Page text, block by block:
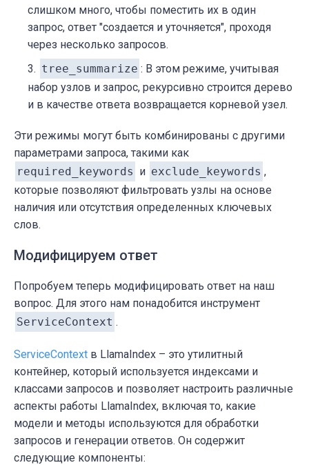
слишком много, чтобы поместить их в один
запрос, ответ "создается и уточняется", проходя
через несколько запросов.
tree_summarize : В этом режиме, учитывая
набор узлов и запрос, рекурсивно строится дерево
и в качестве ответа возвращается корневой узел.
Эти режимы могут быть комбинированы с другими
параметрами запроса, такими как
required_keywords и exclude_keywords ,
которые позволяют фильтровать узлы на основе
наличия или отсутствия определенных ключевых
слов.
Модифицируем ответ
Попробуем теперь модифицировать ответ на наш
вопрос. Для этого нам понадобится инструмент
ServiceContext .
ServiceContext в LlamaIndex – это утилитный
контейнер, который используется индексами и
классами запросов и позволяет настроить различные
аспекты работы LlamaIndex, включая то, какие
модели и методы используются для обработки
запросов и генерации ответов. Он содержит
следующие компоненты: